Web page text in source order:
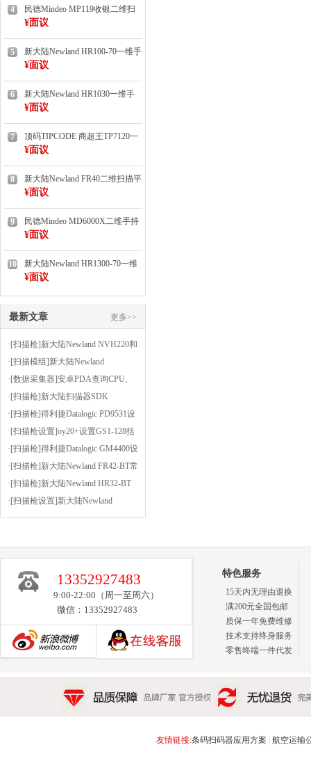
4
民德Mindeo MP119收银二维扫
描平台
¥面议
5
新大陆Newland HR100-70一维手
持扫描枪
¥面议
6
新大陆Newland HR1030一维手
持扫描枪
¥面议
7
顶码TIPCODE 商超王TP7120一
维扫描平台
¥面议
8
新大陆Newland FR40二维扫描平
台（扫码墩）
¥面议
9
民德Mindeo MD6000X二维手持
扫描枪（已停产/有货）
¥面议
10
新大陆Newland HR1300-70一维
手持扫描枪
¥面议
最新文章 更多>>
·[扫描枪]新大陆Newland NVH220和
HR3000的OCR正则表达式生成器
·[扫描模组]新大陆Newland
FM430EX扫PCB印刷电路板上的条
码
·[数据采集器]安卓PDA查询CPU、
内存等信息的小软件-CPUZ
·[扫描枪]新大陆扫描器SDK
·[扫描枪]得利捷Datalogic PD9531设
置为按键扫描或者连续扫描（扫描
方式）
·[扫描枪设置]oy20+设置GS1-128括
号使能
·[扫描枪]得利捷Datalogic GM4400设
置后缀为逗号
·[扫描枪]新大陆Newland FR42-BT常
见问题及解决方法
·[扫描枪]新大陆Newland HR32-BT
设置前缀为STX（02），后缀为
ETX（03）
·[扫描枪设置]新大陆Newland
OY20+安装虚拟串口驱动的步骤
13352927483
9:00-22:00（周一至周六）
微信：13352927483
特色服务
15天内无理由退换
满200元全国包邮
质保一年免费维修
技术支持终身服务
零售终端一件代发
品质保障 品牌厂家 官方授权 无忧退货 完美售后 15天
友情链接:条码扫码器应用方案 航空运输